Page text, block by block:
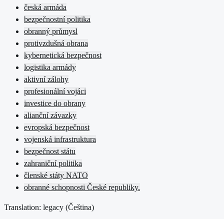
česká armáda
bezpečnostní politika
obranný průmysl
protivzdušná obrana
kybernetická bezpečnost
logistika armády
aktivní zálohy
profesionální vojáci
investice do obrany
alianční závazky
evropská bezpečnost
vojenská infrastruktura
bezpečnost státu
zahraniční politika
členské státy NATO
obranné schopnosti České republiky.
Translation: legacy (Čeština)